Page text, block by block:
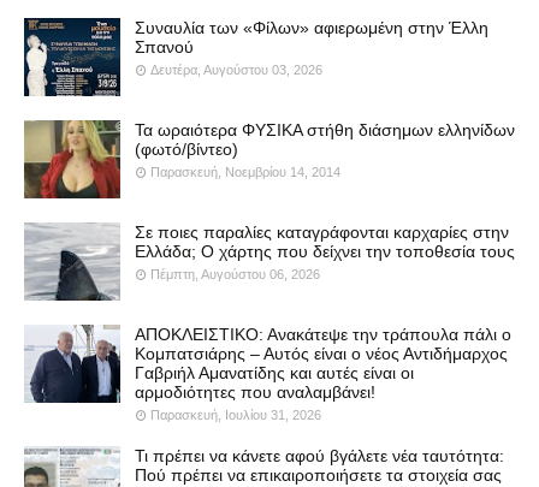
Συναυλία των «Φίλων» αφιερωμένη στην Έλλη
Σπανού
Δευτέρα, Αυγούστου 03, 2026
Τα ωραιότερα ΦΥΣΙΚΑ στήθη διάσημων ελληνίδων
(φωτό/βίντεο)
Παρασκευή, Νοεμβρίου 14, 2014
Σε ποιες παραλίες καταγράφονται καρχαρίες στην
Ελλάδα; Ο χάρτης που δείχνει την τοποθεσία τους
Πέμπτη, Αυγούστου 06, 2026
ΑΠΟΚΛΕΙΣΤΙΚΟ: Ανακάτεψε την τράπουλα πάλι ο
Κομπατσιάρης – Αυτός είναι ο νέος Αντιδήμαρχος
Γαβριήλ Αμανατίδης και αυτές είναι οι
αρμοδιότητες που αναλαμβάνει!
Παρασκευή, Ιουλίου 31, 2026
Τι πρέπει να κάνετε αφού βγάλετε νέα ταυτότητα:
Πού πρέπει να επικαιροποιήσετε τα στοιχεία σας